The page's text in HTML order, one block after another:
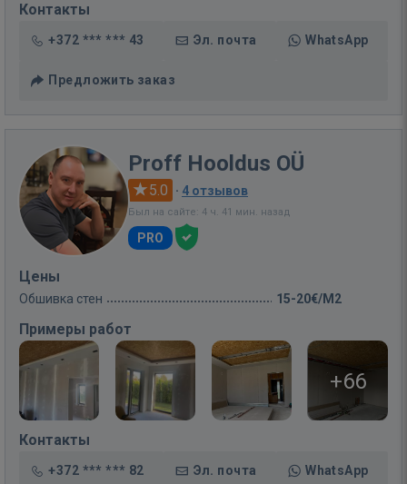
Контакты
+372 *** *** 43 Эл. почта WhatsApp
Предложить заказ
Proff Hooldus OÜ
5.0 · 4 отзывов
Был на сайте: 4 ч. 41 мин. назад
PRO
Цены
Обшивка стен 15-20€/M2
Примеры работ
+66
Контакты
+372 *** *** 82 Эл. почта WhatsApp